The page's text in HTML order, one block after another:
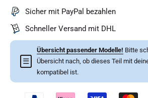
Sicher mit PayPal bezahlen
Schneller Versand mit DHL
☰
Übersicht passender Modelle! Bitte
Übersicht nach, ob dieses Teil mit
kompatibel ist.